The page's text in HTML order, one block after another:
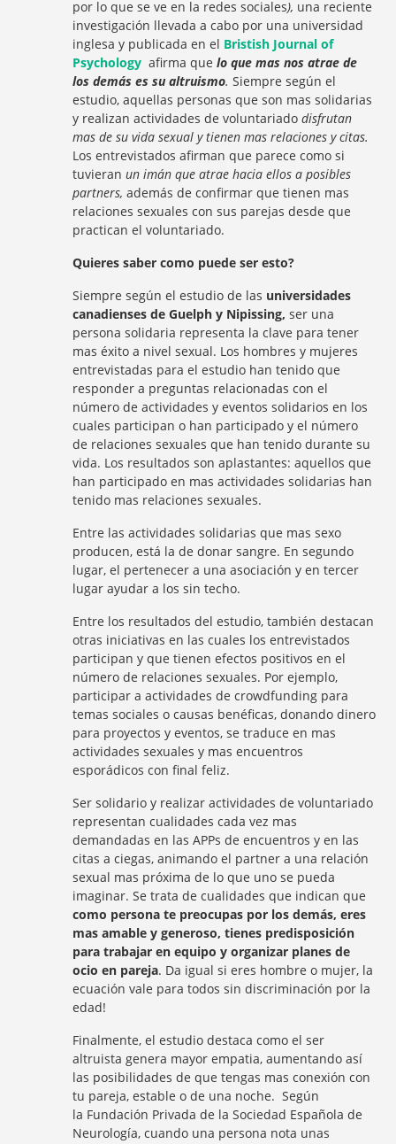
por lo que se ve en la redes sociales), una reciente
investigación llevada a cabo por una universidad
inglesa y publicada en el Bristish Journal of
Psychology afirma que lo que mas nos atrae de
los demás es su altruismo.Siempre según el
estudio, aquellas personas que son mas solidarias
y realizan actividades de voluntariadodisfrutan
mas de su vida sexual y tienen mas relaciones y citas.
Los entrevistados afirman que parece como si
tuvieranun imán que atrae hacia ellos a posibles
partners, además de confirmar que tienen mas
relaciones sexuales con sus parejas desde que
practican el voluntariado.
Quieres saber como puede ser esto?
Siempre según el estudio de las universidades
canadienses de Guelph y Nipissing, ser una
persona solidaria representa la clave para tener
mas éxito a nivel sexual. Los hombres y mujeres
entrevistadas para el estudio han tenido que
responder a preguntas relacionadas con el
número de actividades y eventos solidarios en los
cuales participan o han participado y el número
de relaciones sexuales que han tenido durante su
vida. Los resultados son aplastantes: aquellos que
han participado en mas actividades solidarias han
tenido mas relaciones sexuales.
Entre las actividades solidarias que mas sexo
producen, está la de donar sangre. En segundo
lugar, el pertenecer a una asociación y en tercer
lugar ayudar a los sin techo.
Entre los resultados del estudio, también destacan
otras iniciativas en las cuales los entrevistados
participan y que tienen efectos positivos en el
número de relaciones sexuales. Por ejemplo,
participar a actividades de crowdfunding para
temas sociales o causas benéficas, donando dinero
para proyectos y eventos, se traduce en mas
actividades sexuales y mas encuentros
esporádicos con final feliz.
Ser solidario y realizar actividades de voluntariado
representan cualidades cada vez mas
demandadas en las APPs de encuentros y en las
citas a ciegas, animando el partner a una relación
sexual mas próxima de lo que uno se pueda
imaginar. Se trata de cualidades que indican que
como persona te preocupas por los demás, eres
mas amable y generoso, tienes predisposición
para trabajar en equipo y organizar planes de
ocio en pareja. Da igual si eres hombre o mujer, la
ecuación vale para todos sin discriminación por la
edad!
Finalmente, el estudio destaca como el ser
altruista genera mayor empatia, aumentando así
las posibilidades de que tengas mas conexión con
tu pareja, estable o de una noche. Según
la Fundación Privada de la Sociedad Española de
Neurología, cuando una persona nota unas